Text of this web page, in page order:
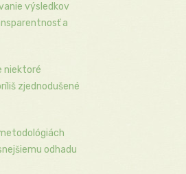
výsledkov
a
niektoré
zjednodušené
odhadu